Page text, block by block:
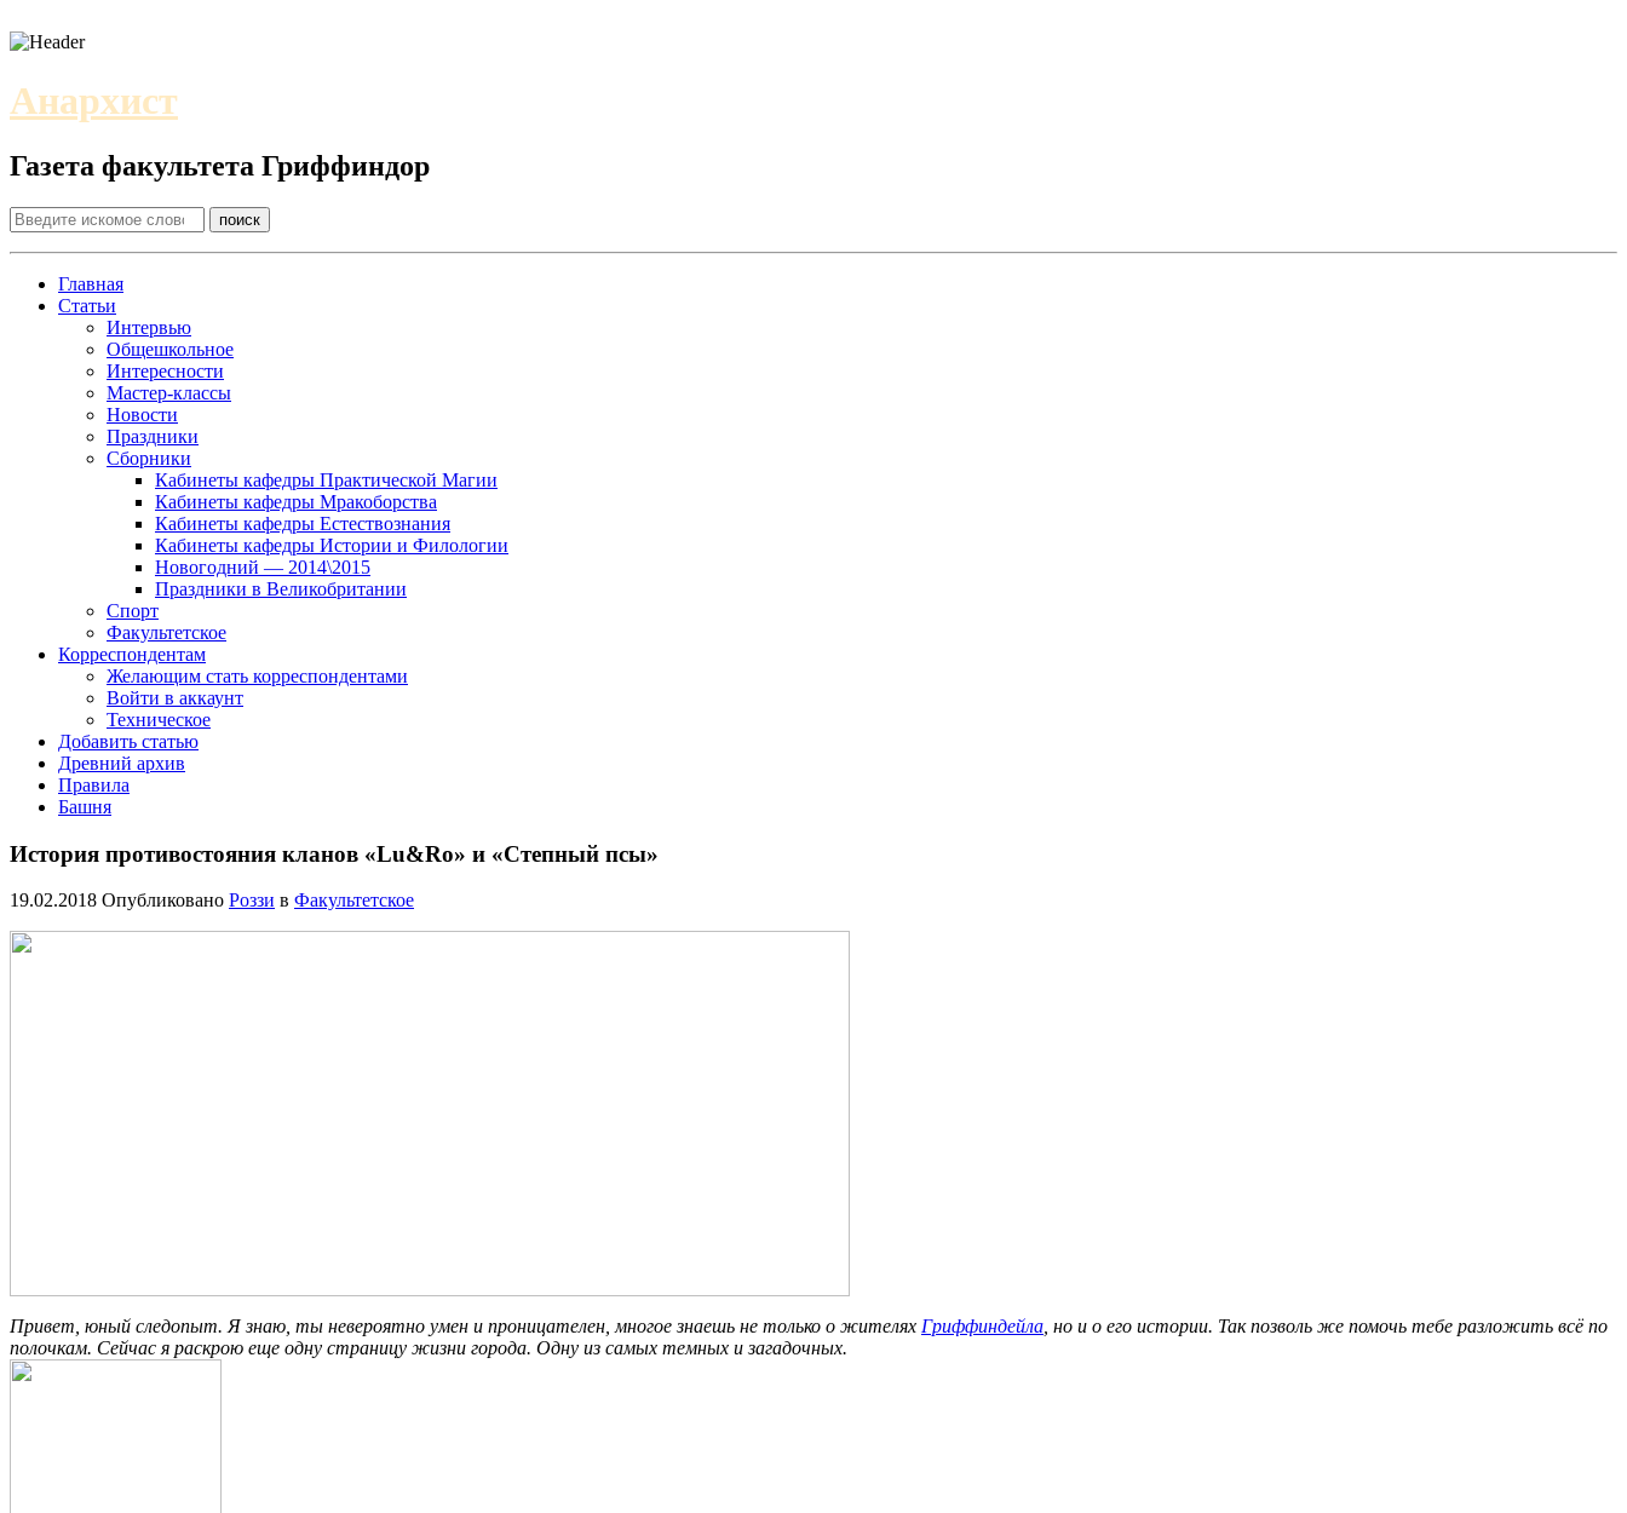
Анархист
Газета факультета Гриффиндор
Главная
Статьи
Интервью
Общешкольное
Интересности
Мастер-классы
Новости
Праздники
Сборники
Кабинеты кафедры Практической Магии
Кабинеты кафедры Мракоборства
Кабинеты кафедры Естествознания
Кабинеты кафедры Истории и Филологии
Новогодний — 2014\2015
Праздники в Великобритании
Спорт
Факультетское
Корреспондентам
Желающим стать корреспондентами
Войти в аккаунт
Техническое
Добавить статью
Древний архив
Правила
Башня
История противостояния кланов «Lu&Ro» и «Степный псы»
19.02.2018 Опубликовано Роззи в Факультетское
Привет, юный следопыт. Я знаю, ты невероятно умен и проницателен, многое знаешь не только о жителях Гриффиндейла , но и о его истории. Так позволь же помочь тебе разложить всё по
полочкам. Сейчас я раскрою еще одну страницу жизни города. Одну из самых темных и загадочных.